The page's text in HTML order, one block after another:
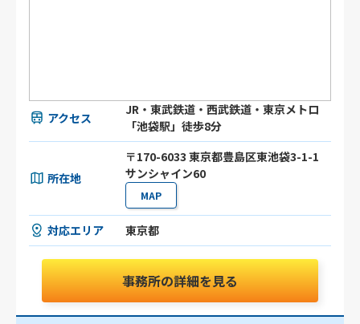
アクセス
JR・東武鉄道・西武鉄道・東京メトロ
「池袋駅」徒歩8分
所在地
〒170-6033 東京都豊島区東池袋3-1-1
サンシャイン60
MAP
対応エリア 東京都
事務所の詳細を見る